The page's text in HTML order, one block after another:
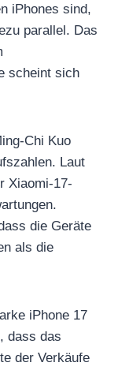
iPhones sind,
parallel. Das
scheint sich
Chi Kuo
Laut
Xiaomi-17-
die Geräte
als die
iPhone 17
dass das
der Verkäufe